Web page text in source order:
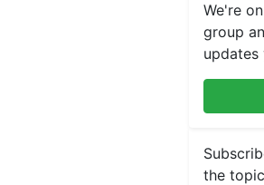
We're
group
updates
the